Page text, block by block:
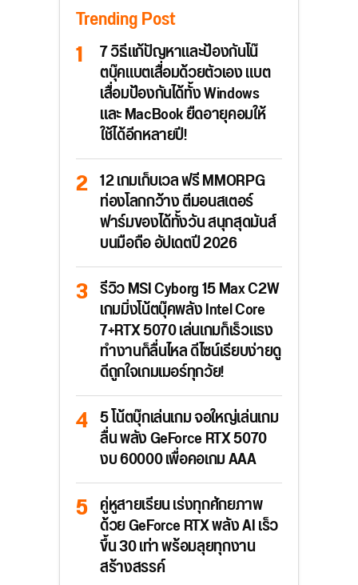
Trending Post
7 วิธีแก้ปัญหาและป้องกันโน๊
ตบุ๊คแบตเสื่อมด้วยตัวเอง แบต
เสื่อมป้องกันได้ทั้ง Windows
และ MacBook ยืดอายุคอมให้
ใช้ได้อีกหลายปี!
12 เกมเก็บเวล ฟรี MMORPG
ท่องโลกกว้าง ตีมอนสเตอร์
ฟาร์มของได้ทั้งวัน สนุกสุดมันส์
บนมือถือ อัปเดตปี 2026
รีวิว MSI Cyborg 15 Max C2W
เกมมิ่งโน้ตบุ๊คพลัง Intel Core
7+RTX 5070 เล่นเกมก็เร็วแรง
ทำงานก็ลื่นไหล ดีไซน์เรียบง่ายดู
ดีถูกใจเกมเมอร์ทุกวัย!
5 โน้ตบุ๊กเล่นเกม จอใหญ่เล่นเกม
ลื่น พลัง GeForce RTX 5070
งบ 60000 เพื่อคอเกม AAA
คู่หูสายเรียน เร่งทุกศักยภาพ
ด้วย GeForce RTX พลัง AI เร็ว
ขึ้น 30 เท่า พร้อมลุยทุกงาน
สร้างสรรค์